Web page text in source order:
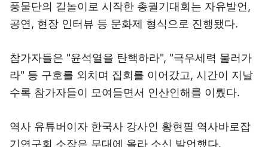
풍물단의 길놀이로 시작한 총궐기대회는 자유발언,
공연, 현장 인터뷰 등 문화제 형식으로 진행됐다.
참가자들은 "윤석열을 탄핵하라", "극우세력 물러가
라" 등 구호를 외치며 집회를 이어갔고, 시간이 지날
수록 참가자들이 모여들면서 인산인해를 이뤘다.
역사 유튜버이자 한국사 강사인 황현필 역사바로잡
기연구회 소장은 무대에 올라 소신 발언했다.